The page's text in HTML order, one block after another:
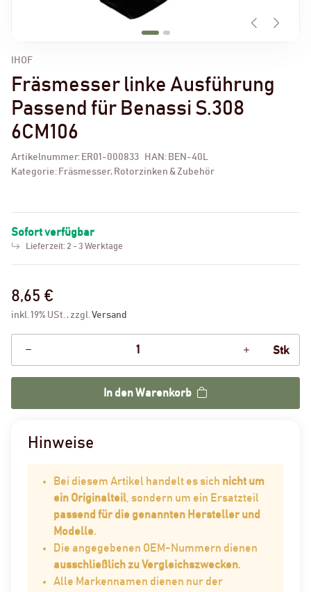
IHOF
Fräsmesser linke Ausführung
Passend für Benassi S.308
6CM106
Artikelnummer: ER01-000833 HAN: BEN-40L
Kategorie: Fräsmesser, Rotorzinken & Zubehör
Sofort verfügbar
Lieferzeit: 2 - 3 Werktage
8,65 €
inkl. 19% USt. , zzgl.Versand
Stk
In den Warenkorb
Hinweise
Bei diesem Artikel handelt es sich nicht um
ein Originalteil , sondern um ein Ersatzteil
passend für die genannten Hersteller und
Modelle.
Die angegebenen OEM-Nummern dienen
ausschließlich zu Vergleichszwecken.
Alle Markennamen dienen nur der